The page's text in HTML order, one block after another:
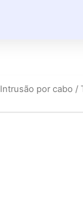
Intrusão por cabo /